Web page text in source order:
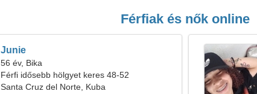
Férfiak és nők online
Junie
56 év, Bika
Férfi idősebb hölgyet keres 48-52
Santa Cruz del Norte, Kuba